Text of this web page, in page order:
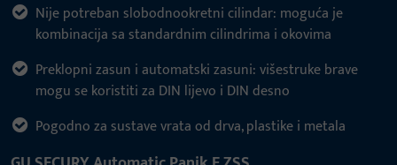
Nije potreban slobodnookretni cilindar: moguća je
kombinacija sa standardnim cilindrima i okovima
Preklopni zasun i automatski zasuni: višestruke brave
mogu se koristiti za DIN lijevo i DIN desno
Pogodno za sustave vrata od drva, plastike i metala